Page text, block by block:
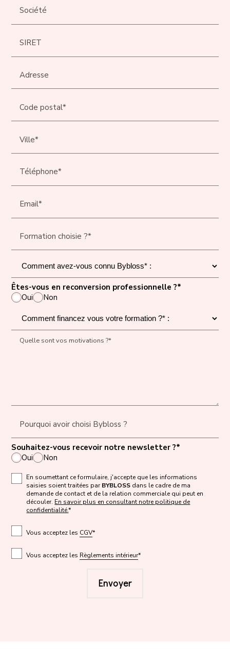
Société
SIRET
Adresse
Code postal*
Ville*
Téléphone*
Email*
Formation choisie ?*
Êtes-vous en reconversion professionnelle ?*
Oui
Non
Quelle sont vos motivations ?*
Pourquoi avoir choisi Bybloss ?
Souhaitez-vous recevoir notre newsletter ?*
Oui
Non
En soumettant ce formulaire, j'accepte que les informations
saisies soient traitées parBYBLOSS dans le cadre de ma
demande de contact et de la relation commerciale qui peut en
découler. En savoir plus en consultant notre politique de
confidentialité.*
Vous acceptez les CGV*
Vous acceptez les Règlements intérieur*